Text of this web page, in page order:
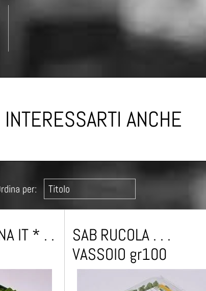
ANCHE
per:
IT * . .
SAB RUCOLA . . .
VASSOIO gr100